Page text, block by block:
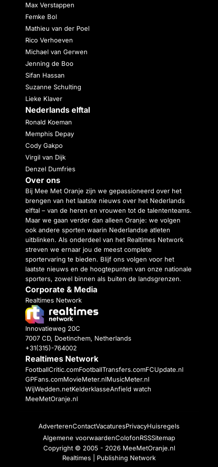
Max Verstappen
Femke Bol
Mathieu van der Poel
Rico Verhoeven
Michael van Gerwen
Jenning de Boo
Sifan Hassan
Suzanne Schulting
Lieke Klaver
Nederlands elftal
Ronald Koeman
Memphis Depay
Cody Gakpo
Virgil van Dijk
Denzel Dumfries
Over ons
Bij Mee Met Oranje zijn we gepassioneerd over het
brengen van het laatste nieuws over het Nederlands
elftal – van de heren en vrouwen tot de talententeams.
Maar we gaan verder dan alleen Oranje: we volgen
ook andere sporten waarin Nederlandse atleten
uitblinken. Als onderdeel van het Realtimes Network
streven we ernaar jou de meest complete
sportervaring te bieden. Blijf ons volgen voor het
laatste nieuws en de hoogtepunten van onze nationale
sporters, zowel binnen als buiten de landsgrenzen.
Corporate & Media
Realtimes Network
Innovatieweg 20C
7007 CD, Doetinchem, Netherlands
+31(315)-764002
Realtimes Network
FootballCritic.comFootballTransfers.comFCUpdate.nl
GPFans.comMovieMeter.nlMusicMeter.nl
WijWedden.netKelderklasseAnfield watch
MeeMetOranje.nl
AdverterenContactVacaturesPrivacyHuisregels
Algemene voorwaardenColofonRSSSitemap
Copyright © 2005 - 2026 MeeMetOranje.nl
Realtimes | Publishing Network